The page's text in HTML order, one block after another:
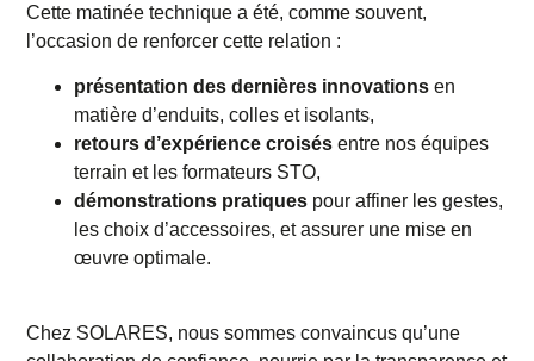
Cette matinée technique a été, comme souvent,
l’occasion de renforcer cette relation :
présentation des dernières innovations en
matière d’enduits, colles et isolants,
retours d’expérience croisés entre nos équipes
terrain et les formateurs STO,
démonstrations pratiques pour affiner les gestes,
les choix d’accessoires, et assurer une mise en
œuvre optimale.
Chez SOLARES, nous sommes convaincus qu’une